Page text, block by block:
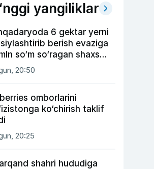
yangiliklar
6 gektar yerni
berish evaziga
so‘m so‘ragan shaxs
20:50
omborlarini
ko‘chirish taklif
20:25
shahri hududiga